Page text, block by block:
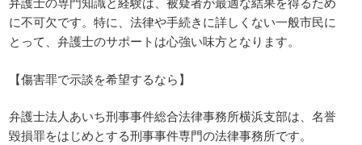
に不可欠です。特に、法律や手続きに詳しくない一般市民に
とって、弁護士のサポートは心強い味方となります。
【傷害罪で示談を希望するなら】
弁護士法人あいち刑事事件総合法律事務所横浜支部は、名誉
毀損罪をはじめとする刑事事件専門の法律事務所です。